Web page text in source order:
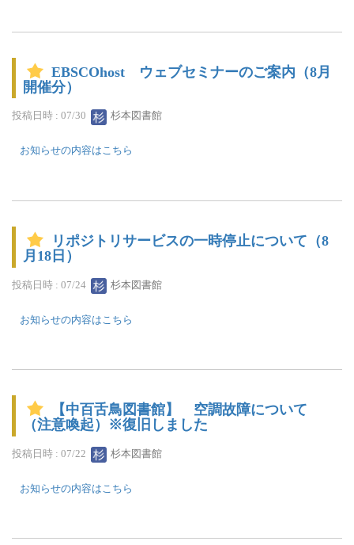
EBSCOhost ウェブセミナーのご案内（8月
開催分）
投稿日時 : 07/30 杉本図書館
お知らせの内容はこちら
リポジトリサービスの一時停止について（8
月18日）
投稿日時 : 07/24 杉本図書館
お知らせの内容はこちら
【中百舌鳥図書館】 空調故障について
（注意喚起）※復旧しました
投稿日時 : 07/22 杉本図書館
お知らせの内容はこちら